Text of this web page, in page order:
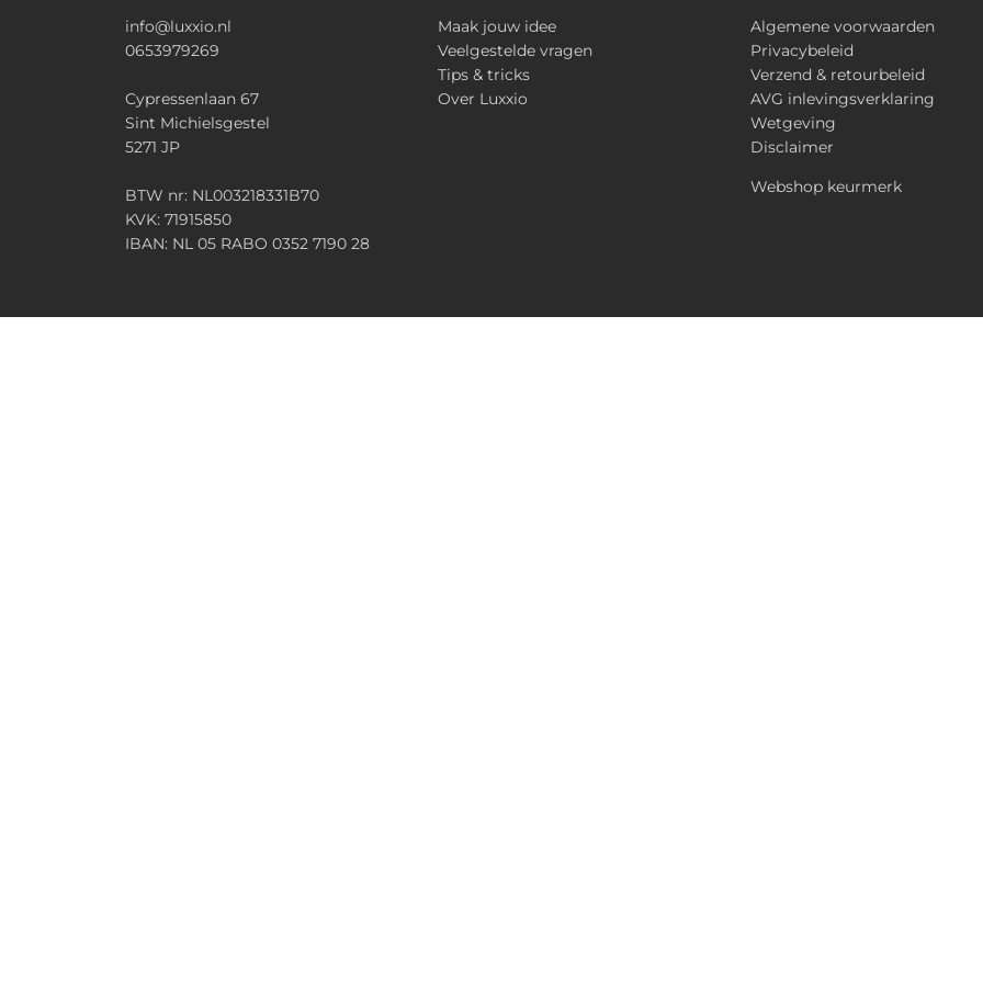
info@luxxio.nl
0653979269
Cypressenlaan 67
Sint Michielsgestel
5271 JP
BTW nr: NL003218331B70
KVK: 71915850
IBAN: NL 05 RABO 0352 7190 28
Maak jouw idee
Veelgestelde vragen
Tips & tricks
Over Luxxio
Algemene voorwaarden
Privacybeleid
Verzend & retourbeleid
AVG inlevingsverklaring
Wetgeving
Disclaimer
Webshop keurmerk